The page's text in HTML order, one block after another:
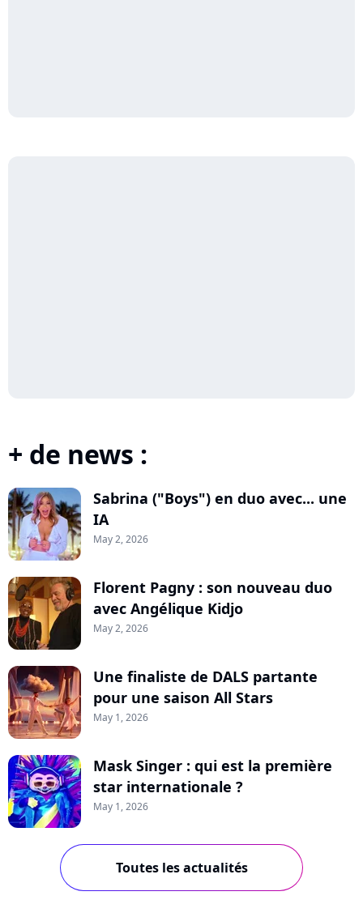
+ de news :
Sabrina ("Boys") en duo avec... une
IA
May 2, 2026
Florent Pagny : son nouveau duo
avec Angélique Kidjo
May 2, 2026
Une finaliste de DALS partante
pour une saison All Stars
May 1, 2026
Mask Singer : qui est la première
star internationale ?
May 1, 2026
Toutes les actualités